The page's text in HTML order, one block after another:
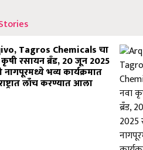
Tagros Chemicals चा
रसायन ब्रँड, 20 जून 2025
नागपूरमध्ये भव्य कार्यक्रमात
लाँच करण्यात आला